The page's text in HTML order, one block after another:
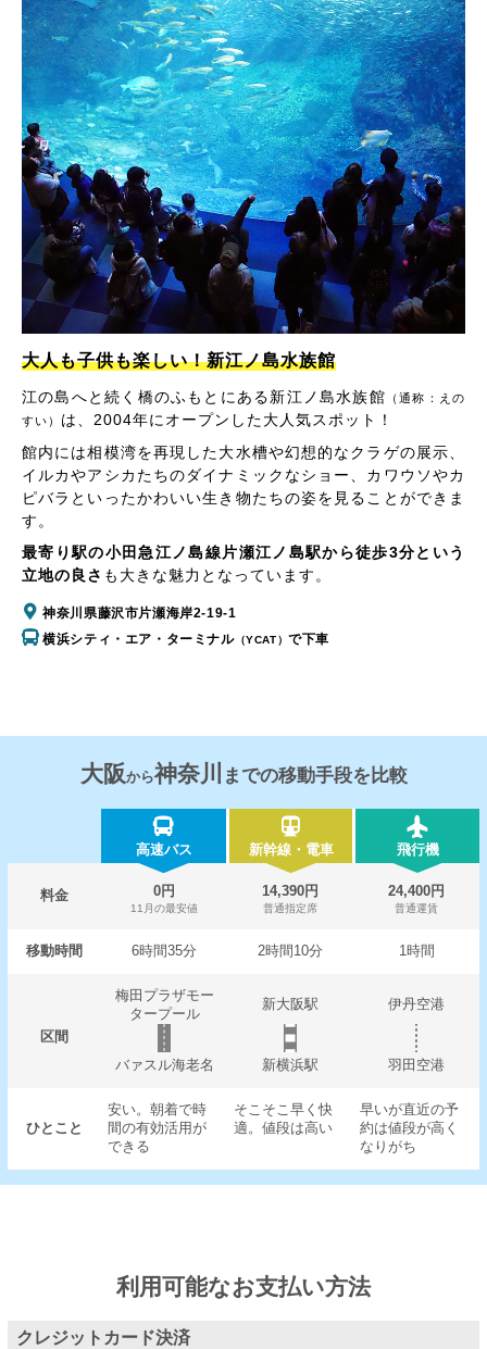
大人も子供も楽しい！新江ノ島水族館
江の島へと続く橋のふもとにある新江ノ島水族館 （通称：えの
すい） は、2004年にオープンした大人気スポット！
館内には相模湾を再現した大水槽や幻想的なクラゲの展示、
イルカやアシカたちのダイナミックなショー、カワウソやカ
ピバラといったかわいい生き物たちの姿を見ることができま
す。
最寄り駅の小田急江ノ島線片瀬江ノ島駅から徒歩3分という
立地の良さ も大きな魅力となっています。
神奈川県藤沢市片瀬海岸2-19-1
横浜シティ・エア・ターミナル（YCAT）で下車
大阪から神奈川 までの移動手段を比較
高速バス 新幹線・電車 飛行機
料金 0円
11月の最安値
14,390円
普通指定席
24,400円
普通運賃
移動時間 6時間35分 2時間10分 1時間
区間
梅田プラザモー
タープール
新大阪駅 伊丹空港
バァスル海老名 新横浜駅 羽田空港
ひとこと
安い。朝着で時
間の有効活用が
できる
そこそこ早く快
適。値段は高い
早いが直近の予
約は値段が高く
なりがち
利用可能なお支払い方法
クレジットカード決済